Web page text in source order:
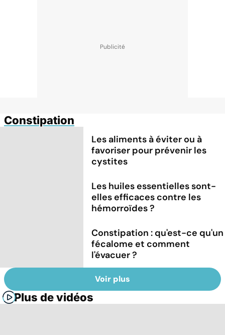
Constipation
Les aliments à éviter ou à
favoriser pour prévenir les
cystites
Les huiles essentielles sont-
elles efficaces contre les
hémorroïdes ?
Constipation : qu'est-ce qu'un
fécalome et comment
l'évacuer ?
Voir plus
Plus de vidéos